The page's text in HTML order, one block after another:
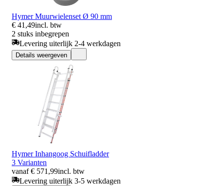
Hymer Muurwielenset Ø 90 mm
€ 41,49incl. btw
2 stuks inbegrepen
Levering uiterlijk 2-4 werkdagen
Details weergeven
Hymer Inhangoog Schuifladder
3 Varianten
vanaf € 571,99incl. btw
Levering uiterlijk 3-5 werkdagen